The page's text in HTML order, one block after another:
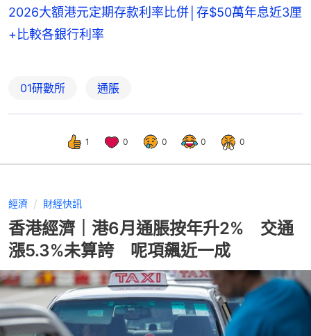
2026大額港元定期存款利率比併│存$50萬年息近3厘
+比較各銀行利率
01研數所 通脹
1 0 0 0 0
經濟 財經快訊
香港經濟｜港6月通脹按年升2% 交通
漲5.3%未算誇 呢項飆近一成